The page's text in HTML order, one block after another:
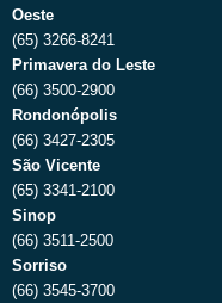
Oeste
(65) 3266-8241
Primavera do Leste
(66) 3500-2900
Rondonópolis
(66) 3427-2305
São Vicente
(65) 3341-2100
Sinop
(66) 3511-2500
Sorriso
(66) 3545-3700